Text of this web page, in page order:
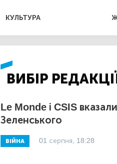
КУЛЬТУРА
ВИБІР
Le Monde і CSIS
Зеленського
ВІЙНА 01 серпня, 18:28